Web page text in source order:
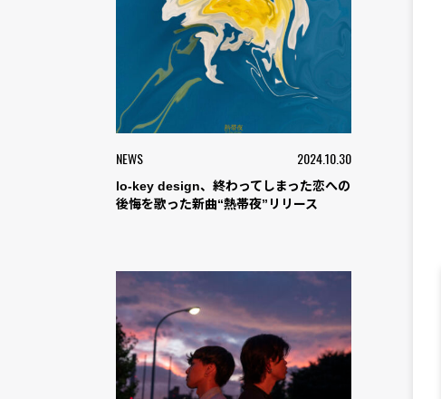
NEWS 2024.10.30
lo-key design、終わってしまった恋への
後悔を歌った新曲“熱帯夜”リリース